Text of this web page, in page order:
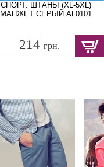
СПОРТ. ШТАНЫ (XL-5XL)
МАНЖЕТ СЕРЫЙ AL0101
214 грн.